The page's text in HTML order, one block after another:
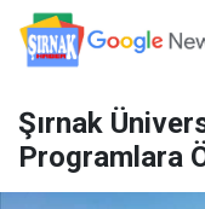
Şırnak
Programlara